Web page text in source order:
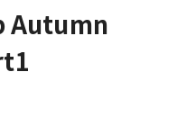
Autumn